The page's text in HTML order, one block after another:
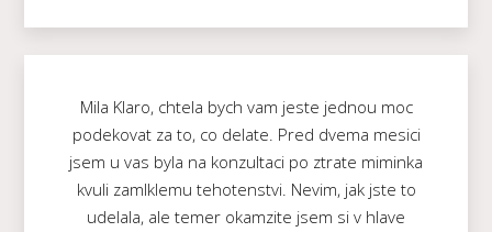
Mila Klaro, chtela bych vam jeste jednou moc
podekovat za to, co delate. Pred dvema mesici
jsem u vas byla na konzultaci po ztrate miminka
kvuli zamlklemu tehotenstvi. Nevim, jak jste to
udelala, ale temer okamzite jsem si v hlave